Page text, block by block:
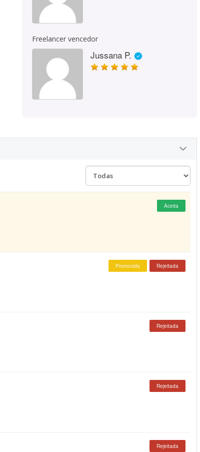
Freelancer vencedor
Jussana P.
Aceita
Promovida Rejeitada
Rejeitada
Rejeitada
Rejeitada